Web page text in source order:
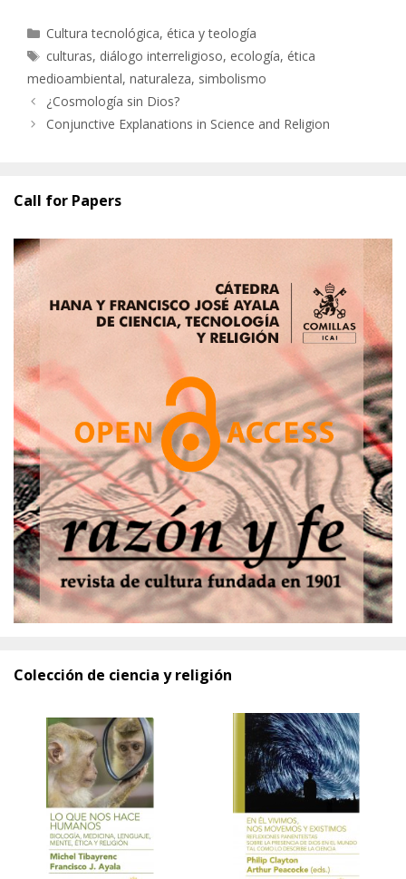
Categorías
Cultura tecnológica, ética y teología
Etiquetas
culturas, diálogo interreligioso, ecología, ética
medioambiental, naturaleza, simbolismo
¿Cosmología sin Dios?
Conjunctive Explanations in Science and Religion
Call for Papers
Colección de ciencia y religión